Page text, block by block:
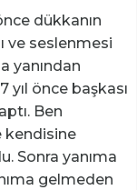
dükkanın
ve seslenmesi
yanından
yıl önce başkası
Ben
kendisine
Sonra yanıma
gelmeden